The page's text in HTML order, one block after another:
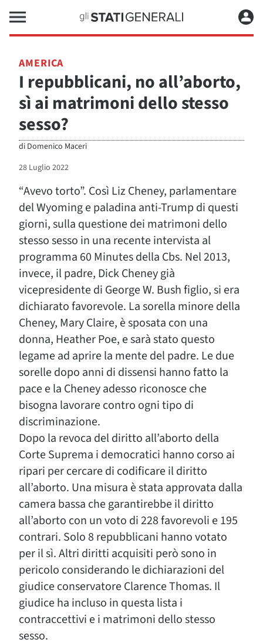
AMERICA
I repubblicani, no all’aborto,
sì ai matrimoni dello stesso
sesso?
di Domenico Maceri
28 Luglio 2022
“Avevo torto”. Così Liz Cheney, parlamentare
del Wyoming e paladina anti-Trump di questi
giorni, sulla questione dei matrimoni dello
stesso sesso in una recente intervista al
programma 60 Minutes della Cbs. Nel 2013,
invece, il padre, Dick Cheney già
vicepresidente di George W. Bush figlio, si era
dichiarato favorevole. La sorella minore della
Cheney, Mary Claire, è sposata con una
donna, Heather Poe, e sarà stato questo
legame ad aprire la mente del padre. Le due
sorelle dopo anni di dissensi hanno fatto la
pace e la Cheney adesso riconosce che
bisogna lavorare contro ogni tipo di
discriminazione.
Dopo la revoca del diritto all’aborto della
Corte Suprema i democratici hanno corso ai
ripari per cercare di codificare il diritto
all’aborto. Una misura è stata approvata dalla
camera bassa che garantirebbe il diritto
all’aborto con un voto di 228 favorevoli e 195
contrari. Solo 8 repubblicani hanno votato
per il sì. Altri diritti acquisiti però sono in
pericolo considerando le dichiarazioni del
giudice conservatore Clarence Thomas. Il
giudice ha incluso in questa lista i
contraccettivi e i matrimoni dello stesso
sesso.